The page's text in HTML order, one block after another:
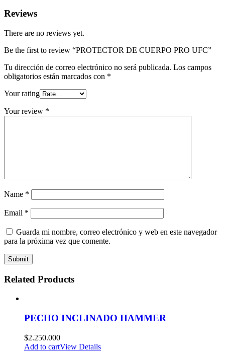
Reviews
There are no reviews yet.
Be the first to review “PROTECTOR DE CUERPO PRO UFC”
Tu dirección de correo electrónico no será publicada. Los campos
obligatorios están marcados con *
Your rating
Your review *
Name *
Email *
Guarda mi nombre, correo electrónico y web en este navegador
para la próxima vez que comente.
Related Products
PECHO INCLINADO HAMMER
$2.250.000
Add to cartView Details